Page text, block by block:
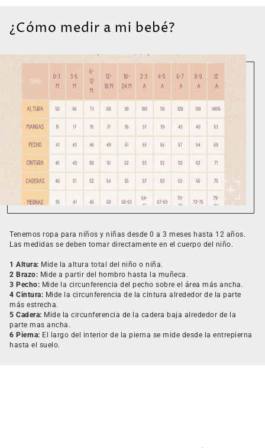
¿Cómo medir a mi bebé?
Tenemos ropa para niños y niñas desde 0 a 3 meses hasta 12 años.
Las medidas se deben tomar directamente en el cuerpo del niño.
1 Altura: Mide la altura total del niño o niña.
2 Brazo: Mide a partir del hombro hasta la muñeca.
3 Pecho: Mide la circunferencia del pecho sobre el área más ancha.
4 Cintura: Mide la circunferencia de la cintura alrededor de la parte
más estrecha.
5 Cadera: Mide la circunferencia de la cadera baja alrededor de la
parte mas ancha.
6 Pierna: El largo del interior de la pierna se mide desde la entrepierna
hasta el suelo.